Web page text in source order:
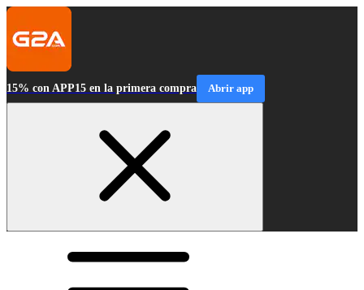
15% con APP15 en la primera compra Abrir app